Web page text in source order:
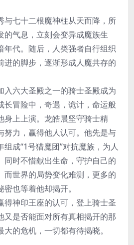
与七十二根魔神柱从天而降，所
的气息，立刻会变异成魔族生
年代。随后，人类强者自行组织
进的脚步，逐渐形成人魔共存的
入六大圣殿之一的骑士圣殿成为
长冒险中，奇遇，诡计，命运般
身上上演。龙皓晨坚守骑士精
努力，赢得他人认可。他先是与
成“1号猎魔团”对抗魔族，为人
同时不惜献出生命，守护自己的
而世界的局势变化难测，更多的
也等着他却揭开。
得神印王座的认可，登上骑士圣
又是否能面对所有真相揭开的那
的危机，一切都有待揭晓。